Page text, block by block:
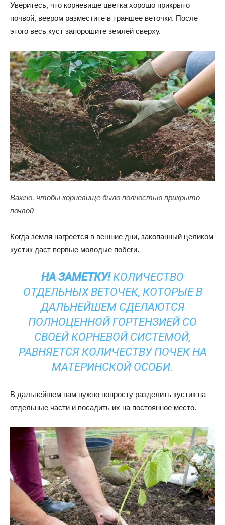
Уверитесь, что корневище цветка хорошо прикрыто
почвой, веером разместите в траншее веточки. После
этого весь куст запорошите землей сверху.
Важно, чтобы корневище было полностью прикрыто
почвой
Когда земля нагреется в вешние дни, закопанный целиком
кустик даст первые молодые побеги.
НА ЗАМЕТКУ!КОЛИЧЕСТВО
ОТДЕЛЬНЫХ ВЕТОЧЕК, КОТОРЫЕ В
ДАЛЬНЕЙШЕМ СДЕЛАЮТСЯ
ПОЛНОЦЕННОЙ ГОРТЕНЗИЕЙ СО
СВОЕЙ КОРНЕВОЙ СИСТЕМОЙ,
РАВНЯЕТСЯ КОЛИЧЕСТВУ ПОЧЕК НА
МАТЕРИНСКОЙ ОСОБИ.
В дальнейшем вам нужно попросту разделить кустик на
отдельные части и посадить их на постоянное место.